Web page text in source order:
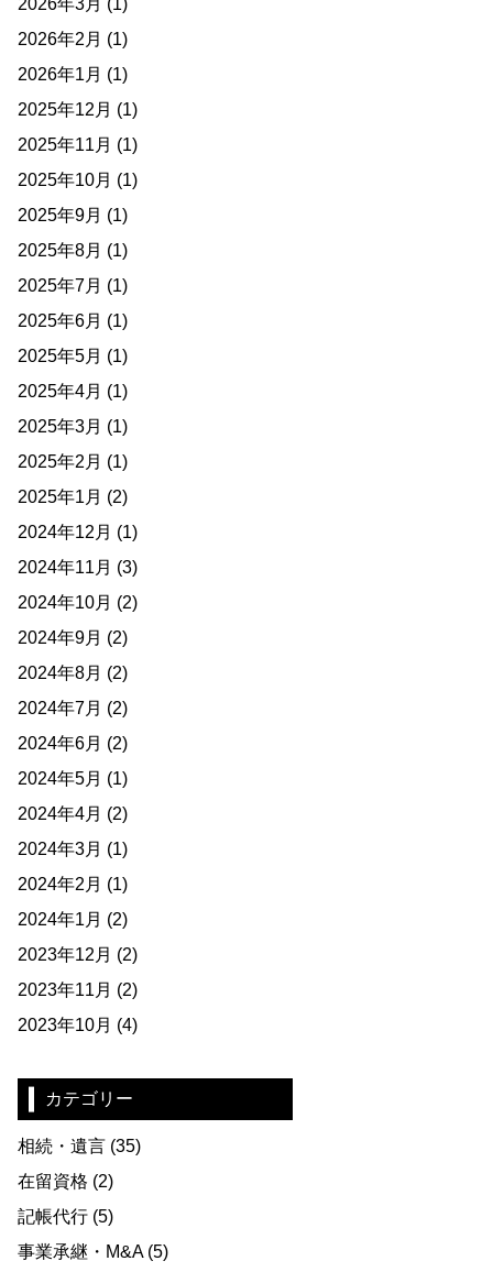
2026年3月 (1)
2026年2月 (1)
2026年1月 (1)
2025年12月 (1)
2025年11月 (1)
2025年10月 (1)
2025年9月 (1)
2025年8月 (1)
2025年7月 (1)
2025年6月 (1)
2025年5月 (1)
2025年4月 (1)
2025年3月 (1)
2025年2月 (1)
2025年1月 (2)
2024年12月 (1)
2024年11月 (3)
2024年10月 (2)
2024年9月 (2)
2024年8月 (2)
2024年7月 (2)
2024年6月 (2)
2024年5月 (1)
2024年4月 (2)
2024年3月 (1)
2024年2月 (1)
2024年1月 (2)
2023年12月 (2)
2023年11月 (2)
2023年10月 (4)
カテゴリー
相続・遺言 (35)
在留資格 (2)
記帳代行 (5)
事業承継・M&A(5)